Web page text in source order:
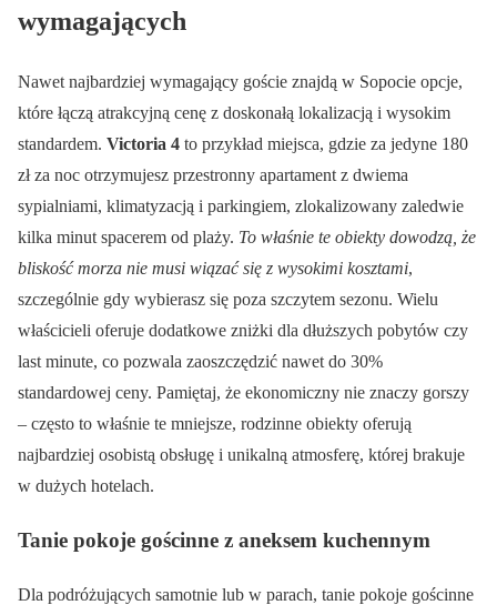
wymagających
Nawet najbardziej wymagający goście znajdą w Sopocie opcje,
które łączą atrakcyjną cenę z doskonałą lokalizacją i wysokim
standardem. Victoria 4 to przykład miejsca, gdzie za jedyne 180
zł za noc otrzymujesz przestronny apartament z dwiema
sypialniami, klimatyzacją i parkingiem, zlokalizowany zaledwie
kilka minut spacerem od plaży. To właśnie te obiekty dowodzą, że
bliskość morza nie musi wiązać się z wysokimi kosztami,
szczególnie gdy wybierasz się poza szczytem sezonu. Wielu
właścicieli oferuje dodatkowe zniżki dla dłuższych pobytów czy
last minute, co pozwala zaoszczędzić nawet do 30%
standardowej ceny. Pamiętaj, że ekonomiczny nie znaczy gorszy
– często to właśnie te mniejsze, rodzinne obiekty oferują
najbardziej osobistą obsługę i unikalną atmosferę, której brakuje
w dużych hotelach.
Tanie pokoje gościnne z aneksem kuchennym
Dla podróżujących samotnie lub w parach, tanie pokoje gościnne